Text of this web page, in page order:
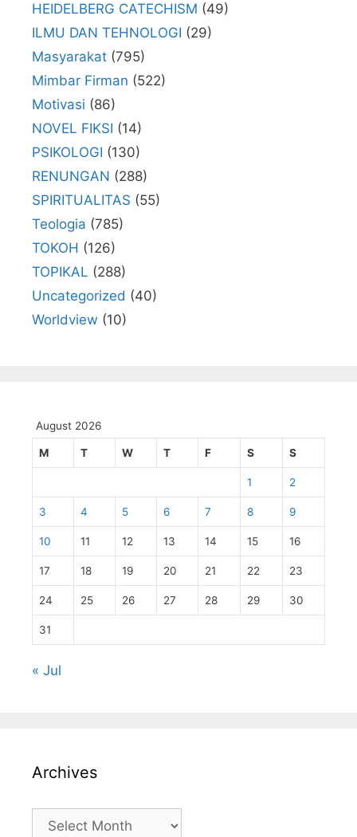
HEIDELBERG CATECHISM (49)
ILMU DAN TEHNOLOGI (29)
Masyarakat (795)
Mimbar Firman (522)
Motivasi (86)
NOVEL FIKSI (14)
PSIKOLOGI (130)
RENUNGAN (288)
SPIRITUALITAS (55)
Teologia (785)
TOKOH (126)
TOPIKAL (288)
Uncategorized (40)
Worldview (10)
August 2026
M T W T F S S
1 2
3 4 5 6 7 8 9
10 11 12 13 14 15 16
17 18 19 20 21 22 23
24 25 26 27 28 29 30
31
« Jul
Archives
Archives